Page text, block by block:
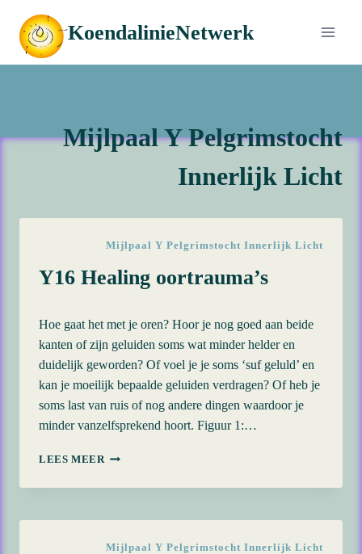
naar
inhoud
KoendalinieNetwerk
Mijlpaal Y Pelgrimstocht
Innerlijk Licht
Mijlpaal Y Pelgrimstocht Innerlijk Licht
Y16 Healing oortrauma’s
Hoe gaat het met je oren? Hoor je nog goed aan beide
kanten of zijn geluiden soms wat minder helder en
duidelijk geworden? Of voel je je soms ‘suf geluld’ en
kan je moeilijk bepaalde geluiden verdragen? Of heb je
soms last van ruis of nog andere dingen waardoor je
minder vanzelfsprekend hoort. Figuur 1:…
LEES MEER Y16
OORTRAUMA’S
Mijlpaal Y Pelgrimstocht Innerlijk Licht